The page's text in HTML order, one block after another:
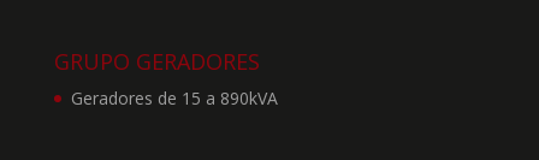
GRUPO GERADORES
Geradores de 15 a 890kVA
componentes nocivos,
mas se compromete a